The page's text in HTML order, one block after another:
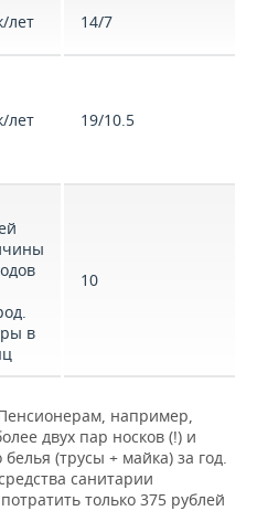
лет 14/7
лет 19/10.5
в
10
например,
двух пар носков (!) и
(трусы + майка) за год.
санитарии
только 375 рублей